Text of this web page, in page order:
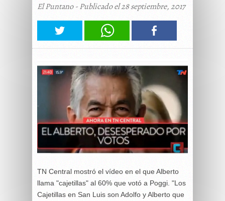
El Puntano - Publicado el 28 septiembre, 2017
TN Central mostró el vídeo en el que Alberto
llama "cajetillas" al 60% que votó a Poggi. "Los
Cajetillas en San Luis son Adolfo y Alberto que